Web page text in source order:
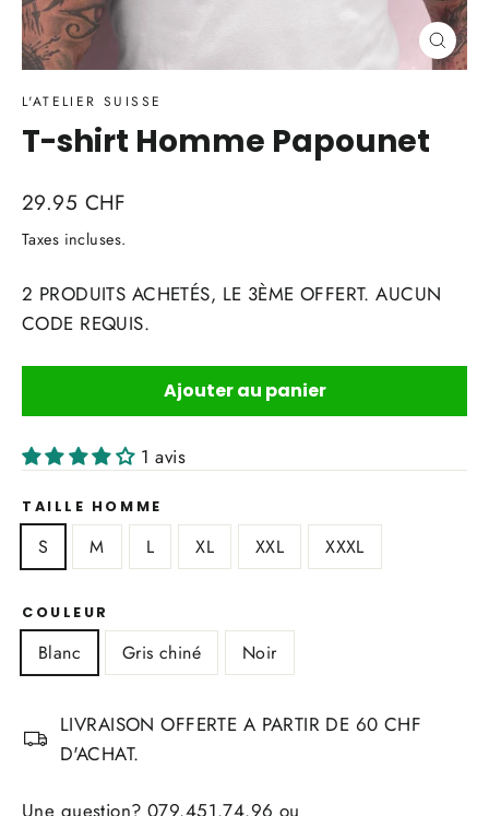
(Esc)
L'ATELIER SUISSE
T-shirt Homme Papounet
Prix
régulier
29.95 CHF
Taxes incluses.
2 PRODUITS ACHETÉS, LE 3ÈME OFFERT. AUCUN
CODE REQUIS.
Ajouter au panier
1 avis
TAILLE HOMME
S M L XL XXL XXXL
COULEUR
Blanc Gris chiné Noir
LIVRAISON OFFERTE A PARTIR DE 60 CHF
D'ACHAT.
Une question? 079.451.74.96 ou